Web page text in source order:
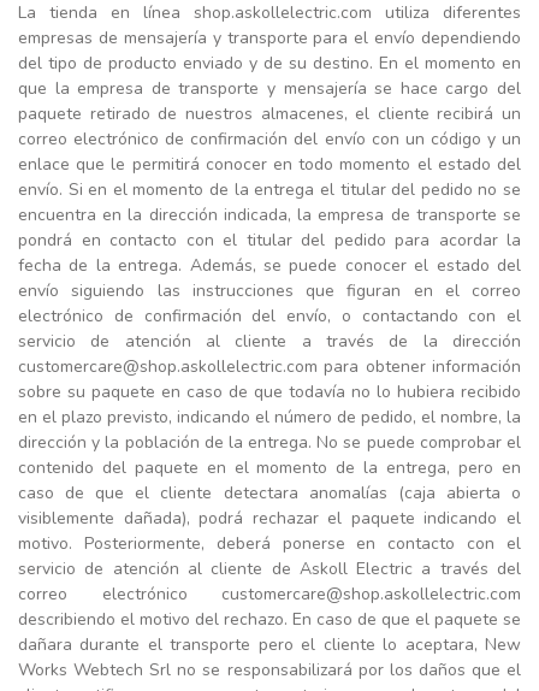
La tienda en línea shop.askollelectric.com utiliza diferentes
empresas de mensajería y transporte para el envío dependiendo
del tipo de producto enviado y de su destino. En el momento en
que la empresa de transporte y mensajería se hace cargo del
paquete retirado de nuestros almacenes, el cliente recibirá un
correo electrónico de confirmación del envío con un código y un
enlace que le permitirá conocer en todo momento el estado del
envío. Si en el momento de la entrega el titular del pedido no se
encuentra en la dirección indicada, la empresa de transporte se
pondrá en contacto con el titular del pedido para acordar la
fecha de la entrega. Además, se puede conocer el estado del
envío siguiendo las instrucciones que figuran en el correo
electrónico de confirmación del envío, o contactando con el
servicio de atención al cliente a través de la dirección
customercare@shop.askollelectric.com para obtener información
sobre su paquete en caso de que todavía no lo hubiera recibido
en el plazo previsto, indicando el número de pedido, el nombre, la
dirección y la población de la entrega. No se puede comprobar el
contenido del paquete en el momento de la entrega, pero en
caso de que el cliente detectara anomalías (caja abierta o
visiblemente dañada), podrá rechazar el paquete indicando el
motivo. Posteriormente, deberá ponerse en contacto con el
servicio de atención al cliente de Askoll Electric a través del
correo electrónico customercare@shop.askollelectric.com
describiendo el motivo del rechazo. En caso de que el paquete se
dañara durante el transporte pero el cliente lo aceptara, New
Works Webtech Srl no se responsabilizará por los daños que el